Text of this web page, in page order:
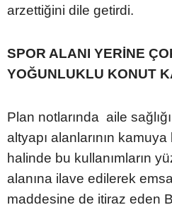
arzettiğini dile getirdi.
SPOR ALANI YERİNE
YOĞUNLUKLU KONUT
Plan notlarında aile
altyapı alanlarının
halinde bu kullanımların
alanına ilave edilerek
maddesine de itiraz eden